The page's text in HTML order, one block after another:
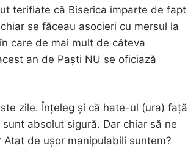
terifiate că Biserica împarte de fapt
se făceau asocieri cu mersul la
care de mai mult de câteva
an de Paști NU se oficiază
zile. Înțeleg și că hate-ul (ura) față
absolut sigură. Dar chiar să ne
de ușor manipulabili suntem?